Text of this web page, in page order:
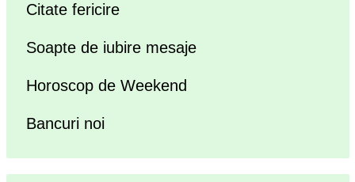
Citate fericire
Soapte de iubire mesaje
Horoscop de Weekend
Bancuri noi